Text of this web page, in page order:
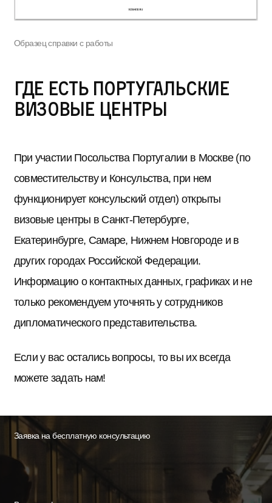
Образец справки с работы
Где есть португальские
визовые центры
При участии Посольства Португалии в Москве (по
совместительству и Консульства, при нем
функционирует консульский отдел) открыты
визовые центры в Санкт-Петербурге,
Екатеринбурге, Самаре, Нижнем Новгороде и в
других городах Российской Федерации.
Информацию о контактных данных, графиках и не
только рекомендуем уточнять у сотрудников
дипломатического представительства.
Если у вас остались вопросы, то вы их всегда
можете задать нам!
Заявка на бесплатную консультацию